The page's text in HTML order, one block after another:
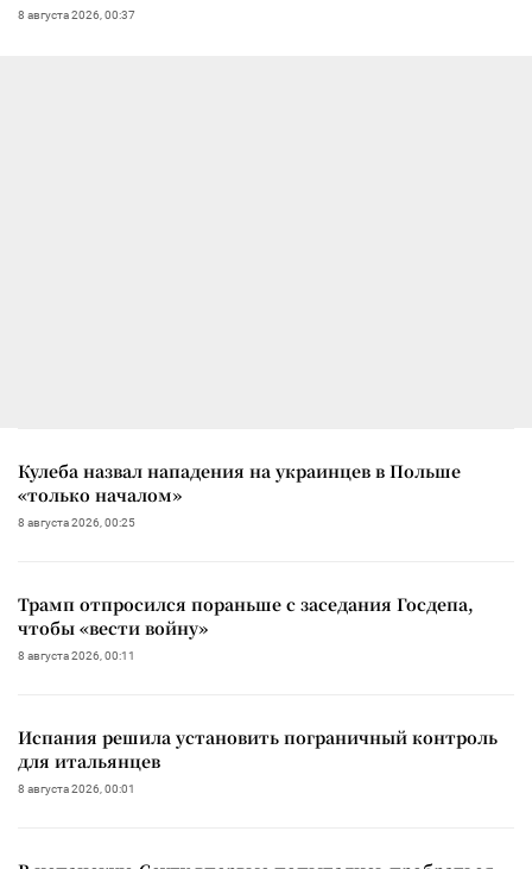
8 августа 2026, 00:37
Кулеба назвал нападения на украинцев в Польше
«только началом»
8 августа 2026, 00:25
Трамп отпросился пораньше с заседания Госдепа,
чтобы «вести войну»
8 августа 2026, 00:11
Испания решила установить пограничный контроль
для итальянцев
8 августа 2026, 00:01